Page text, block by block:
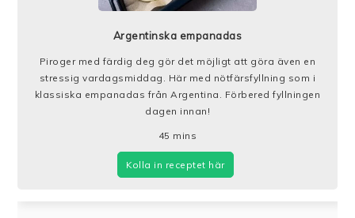
Argentinska empanadas
Piroger med färdig deg gör det möjligt att göra även en
stressig vardagsmiddag. Här med nötfärsfyllning som i
klassiska empanadas från Argentina. Förbered fyllningen
dagen innan!
45 mins
Kolla in receptet här